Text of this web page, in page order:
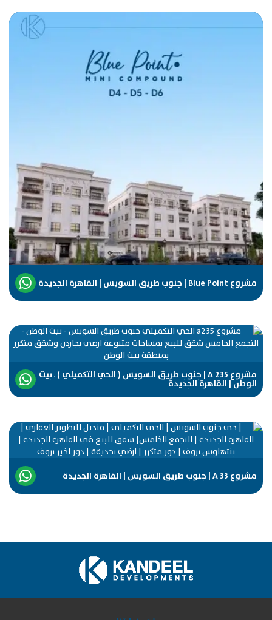
مشروع Blue Point | جنوب طريق السويس | القاهرة الجديدة
مشروع A 235 | جنوب طريق السويس ( الحي التكميلي ) ـ بيت
الوطن | القاهرة الجديدة
مشروع A 33 | جنوب طريق السويس | القاهرة الجديدة